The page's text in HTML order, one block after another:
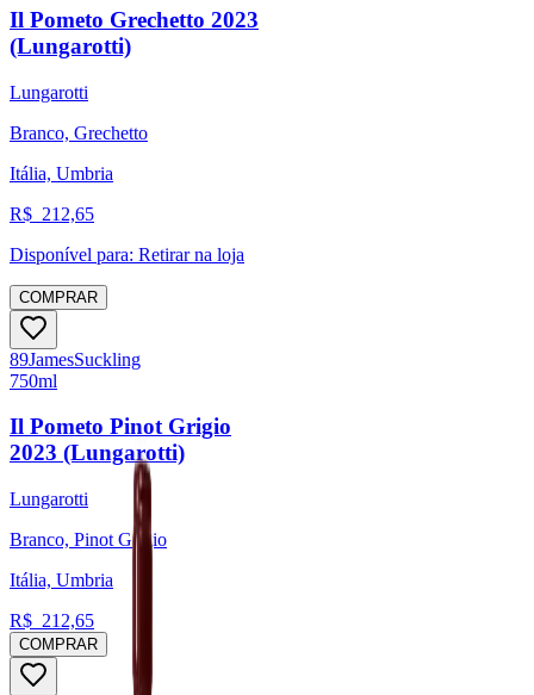
Il Pometo Grechetto 2023
(Lungarotti)
Lungarotti
Branco, Grechetto
Itália, Umbria
R$ 212,65
Disponível para: Retirar na loja
COMPRAR
89JamesSuckling
750ml
Il Pometo Pinot Grigio
2023 (Lungarotti)
Lungarotti
Branco, Pinot Grigio
Itália, Umbria
R$ 212,65
COMPRAR